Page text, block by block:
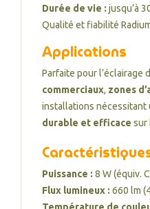
Durée de vie : jusqu’à
Qualité et fiabilité
Applications
Parfaite pour l’éclairage
commerciaux, zones
installations nécessitant
durable et efficace sur
Puissance : 8 W (équiv.
Flux lumineux : 660 lm